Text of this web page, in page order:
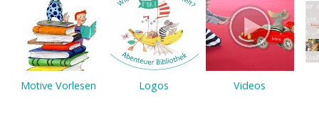
Motive Vorlesen Logos Videos